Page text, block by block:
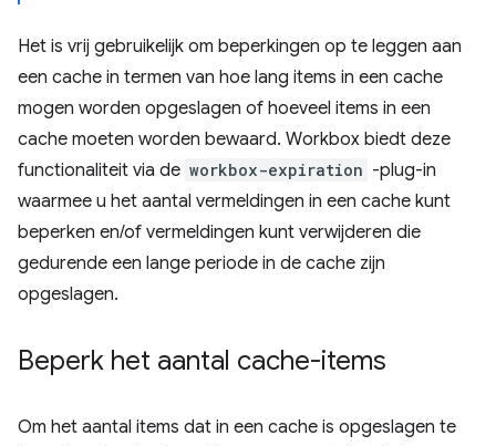
Het is vrij gebruikelijk om beperkingen op te leggen aan
een cache in termen van hoe lang items in een cache
mogen worden opgeslagen of hoeveel items in een
cache moeten worden bewaard. Workbox biedt deze
functionaliteit via de workbox-expiration -plug-in
waarmee u het aantal vermeldingen in een cache kunt
beperken en/of vermeldingen kunt verwijderen die
gedurende een lange periode in de cache zijn
opgeslagen.
Beperk het aantal cache-items
Om het aantal items dat in een cache is opgeslagen te